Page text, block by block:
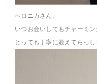
ベロニカさん。
いつお会いしてもチャーミン
とっても丁寧に教えてらっし